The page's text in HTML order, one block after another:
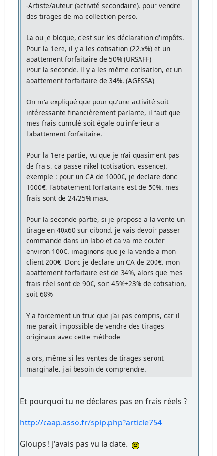
-Artiste/auteur (activité secondaire), pour vendre
des tirages de ma collection perso.
La ou je bloque, c'est sur les déclaration d'impôts.
Pour la 1ere, il y a les cotisation (22.x%) et un
abattement forfaitaire de 50% (URSAFF)
Pour la seconde, il y a les même cotisation, et un
abattement forfaitaire de 34%. (AGESSA)
On m'a expliqué que pour qu'une activité soit
intéressante financièrement parlante, il faut que
mes frais cumulé soit égale ou inferieur a
l'abattement forfaitaire.
Pour la 1ere partie, vu que je n'ai quasiment pas
de frais, ca passe nikel (cotisation, essence).
exemple : pour un CA de 1000€, je declare donc
1000€, l'abbatement forfaitaire est de 50%. mes
frais sont de 24/25% max.
Pour la seconde partie, si je propose a la vente un
tirage en 40x60 sur dibond. je vais devoir passer
commande dans un labo et ca va me couter
environ 100€. imaginons que je la vende a mon
client 200€. Donc je declare un CA de 200€. mon
abattement forfaitaire est de 34%, alors que mes
frais réel sont de 90€, soit 45%+23% de cotisation,
soit 68%
Y a forcement un truc que j'ai pas compris, car il
me parait impossible de vendre des tirages
originaux avec cette méthode
alors, même si les ventes de tirages seront
marginale, j'ai besoin de comprendre.
Et pourquoi tu ne déclares pas en frais réels ?
http://caap.asso.fr/spip.php?article754
Gloups ! J'avais pas vu la date.